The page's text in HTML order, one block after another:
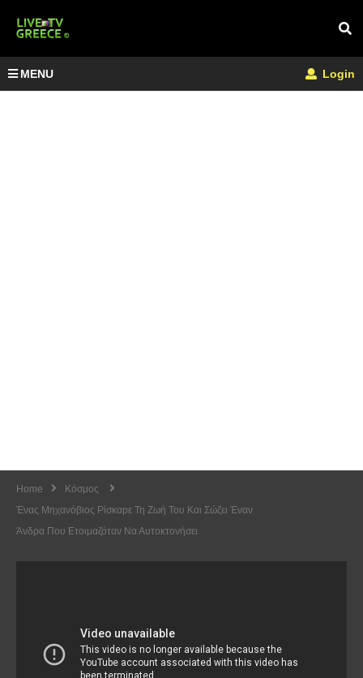
MENU Login
Home
Κόσμος
Ένας Μηχανόβιoς Ρίσκαpε Τη Ζωή Του Και Σώζει Έναν
Άνδρα Που Ετοιμαζόταν Να Αυτoκτoνήσει